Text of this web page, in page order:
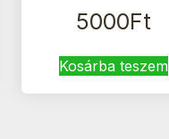
5000Ft
Kosárba teszem